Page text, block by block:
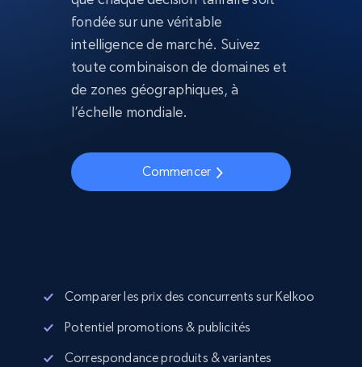
fondée sur une véritable
intelligence de marché. Suivez
toute combinaison de domaines et
de zones géographiques, à
l’échelle mondiale.
Commencer
Comparer les prix des concurrents sur Kelkoo
Potentiel promotions & publicités
Correspondance produits & variantes